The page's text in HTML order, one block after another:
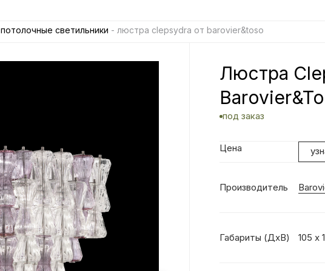
потолочные светильники - люстра clepsydra от barovier&toso
Люстра
под заказ
Цена
Производитель
Габариты (ДхВ) 105 х